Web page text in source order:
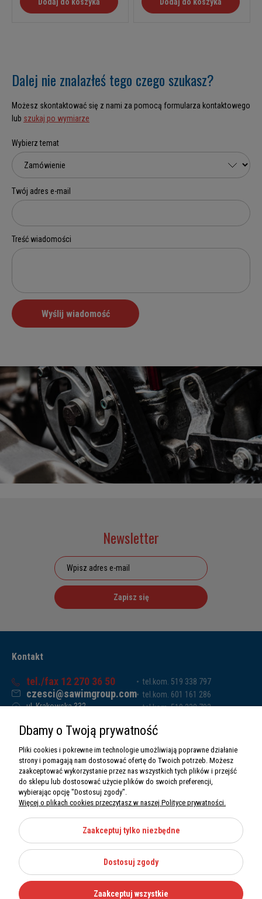
Dalej nie znalazłeś tego czego szukasz?
Możesz skontaktować się z nami za pomocą formularza kontaktowego
lub szukaj po wymiarze
Newsletter
Zapisz się
Kontakt
tel./fax 12 270 36 50
czesci@sawimgroup.com
ul. Krakowska 332,
Sawim Group Mariusz Zdyb sp. k.
NIP: 5130284470
REGON: 5246591010
tel.kom. 519 338 797
tel.kom. 601 161 286
tel.kom. 519 338 793
O nas
Informacje
Moje konto
Kategorie
Dbamy o Twoją prywatność
Pliki cookies i pokrewne im technologie umożliwiają poprawne działanie
strony i pomagają nam dostosować ofertę do Twoich potrzeb. Możesz
zaakceptować wykorzystanie przez nas wszystkich tych plików i przejść
do sklepu lub dostosować użycie plików do swoich preferencji,
wybierając opcję "Dostosuj zgody".
Więcej o plikach cookies przeczytasz w naszej Polityce prywatności.
Zaakceptuj tylko niezbędne
Dostosuj zgody
Zaakceptuj wszystkie